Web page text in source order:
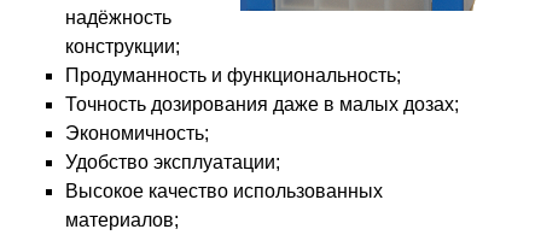
надёжность
конструкции;
Продуманность и функциональность;
Точность дозирования даже в малых дозах;
Экономичность;
Удобство эксплуатации;
Высокое качество использованных
материалов;